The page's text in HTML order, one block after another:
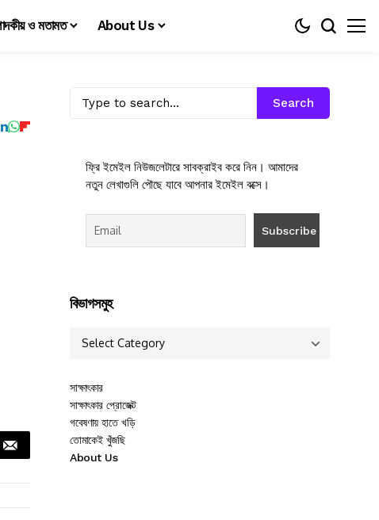
ও মতামত About Us
Search
ফ্রি ইমেইল নিউজলেটারে সাবক্রাইব করে নিন। আমাদের
নতুন লেখাগুলি পৌছে যাবে আপনার ইমেইল বক্সে।
বিভাগসমুহ
সাক্ষাৎকার
সাক্ষাৎকার প্রোজেক্ট
গবেষণায় হাতে খড়ি
তোমাকেই খুঁজছি
About Us